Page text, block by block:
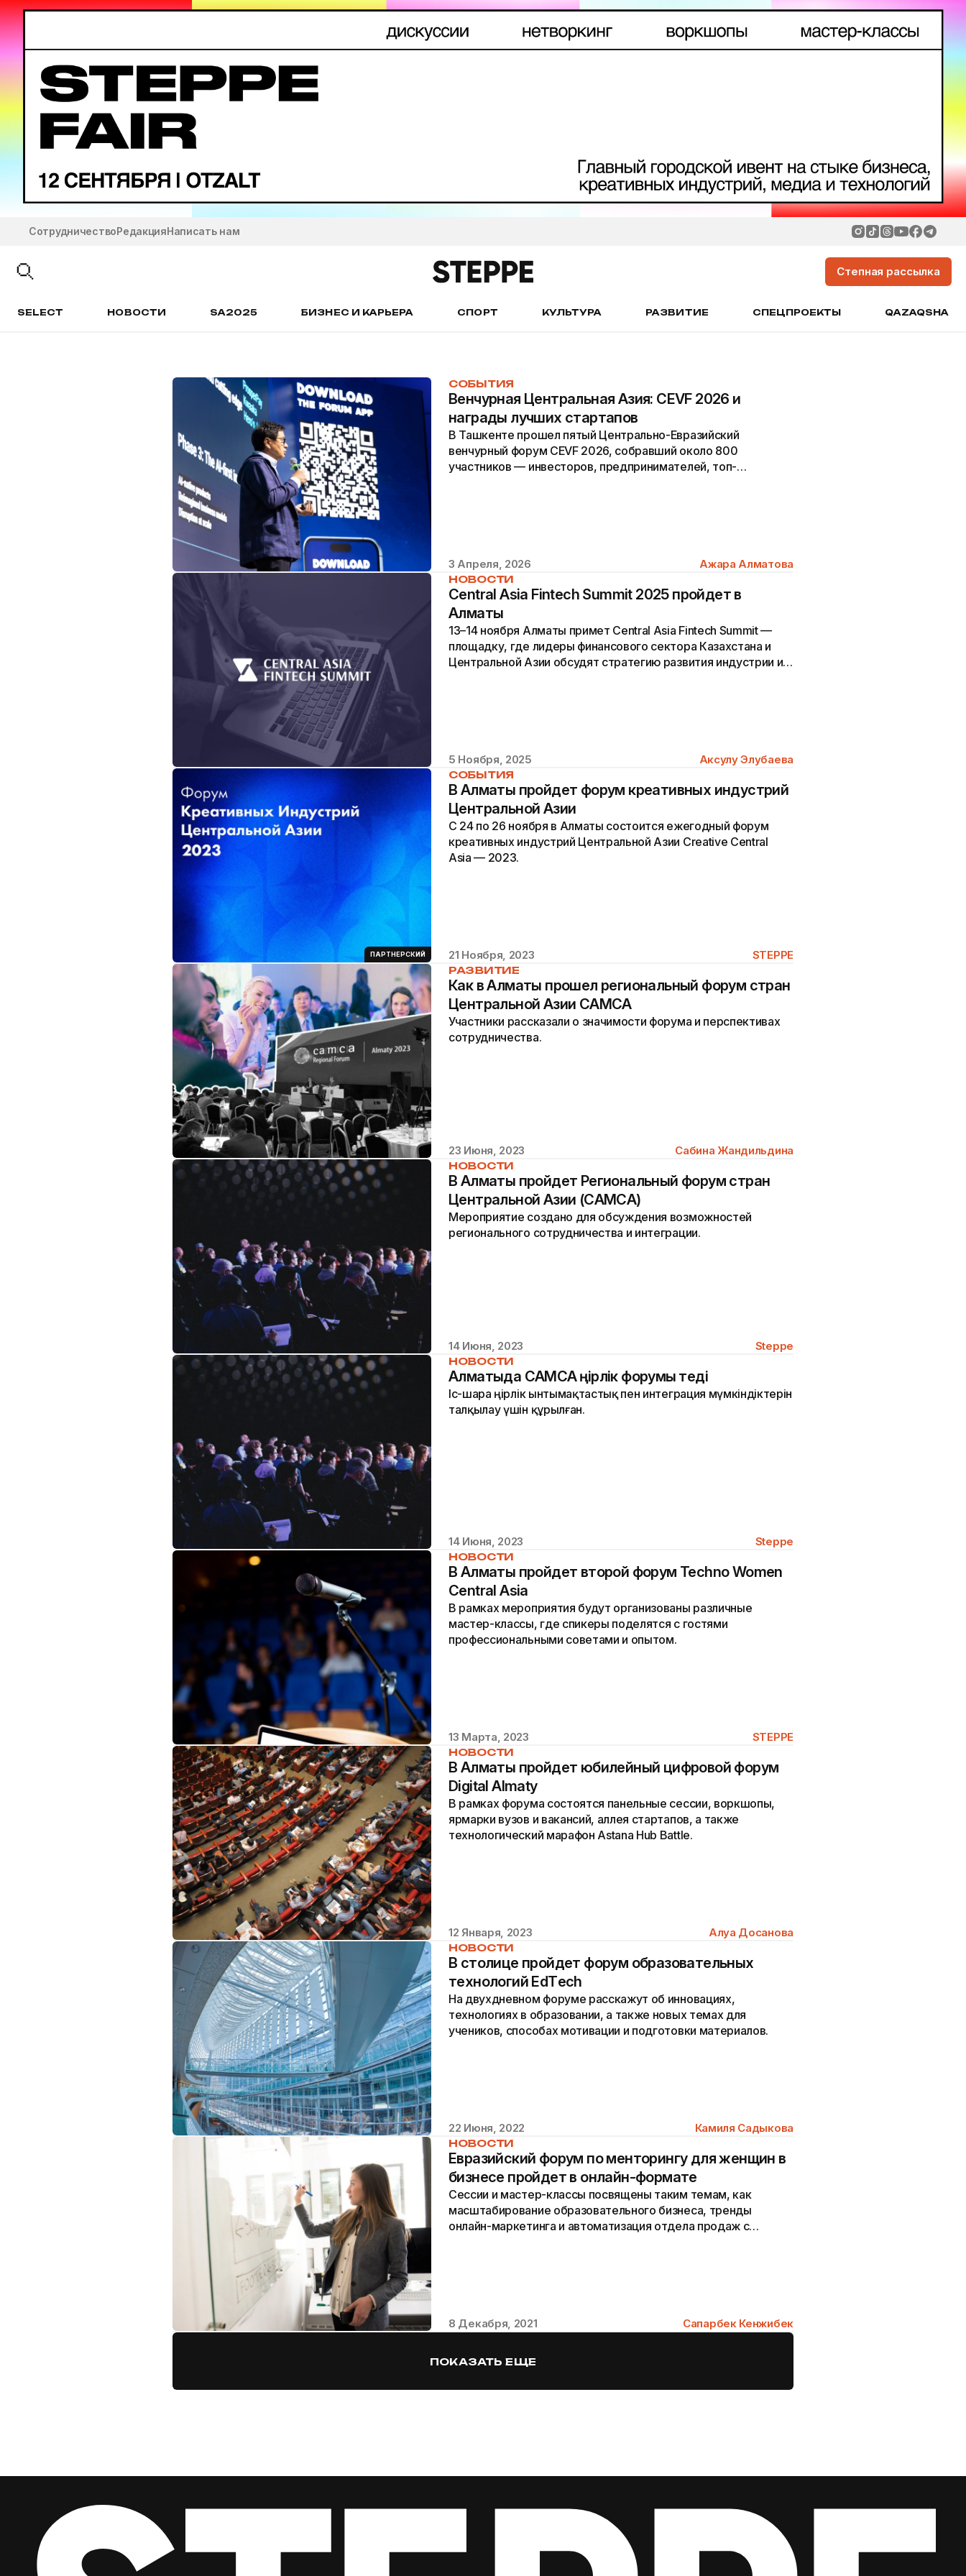
СотрудничествоРедакцияНаписать нам
Степная рассылка
SELECT НОВОСТИ SA2025 БИЗНЕС И КАРЬЕРА СПОРТ КУЛЬТУРА РАЗВИТИЕ СПЕЦПРОЕКТЫ QAZAQSHA
СОБЫТИЯ
Венчурная Центральная Азия: CEVF 2026 и
награды лучших стартапов
В Ташкенте прошел пятый Центрально-Евразийский
венчурный форум CEVF 2026, собравший около 800
участников — инвесторов, предпринимателей, топ-
3 Апреля, 2026 Ажара Алматова
НОВОСТИ
Central Asia Fintech Summit 2025 пройдет в
Алматы
13–14 ноября Алматы примет Central Asia Fintech Summit —
площадку, где лидеры финансового сектора Казахстана и
Центральной Азии обсудят стратегию развития индустрии и
5 Ноября, 2025 Аксулу Элубаева
ПАРТНЕРСКИЙ
СОБЫТИЯ
В Алматы пройдет форум креативных индустрий
Центральной Азии
С 24 по 26 ноября в Алматы состоится ежегодный форум
креативных индустрий Центральной Азии Creative Central
Asia — 2023.
21 Ноября, 2023 STEPPE
РАЗВИТИЕ
Как в Алматы прошел региональный форум стран
Центральной Азии CAMCA
Участники рассказали о значимости форума и перспективах
сотрудничества.
23 Июня, 2023 Сабина Жандильдина
НОВОСТИ
В Алматы пройдет Региональный форум стран
Центральной Азии (САМСА)
Мероприятие создано для обсуждения возможностей
регионального сотрудничества и интеграции.
14 Июня, 2023 Steppe
НОВОСТИ
Алматыда САМСА өңірлік форумы өтеді
Іс-шара өңірлік ынтымақтастық пен интеграция мүмкіндіктерін
талқылау үшін құрылған.
14 Июня, 2023 Steppe
НОВОСТИ
В Алматы пройдет второй форум Techno Women
Central Asia
В рамках мероприятия будут организованы различные
мастер-классы, где спикеры поделятся с гостями
профессиональными советами и опытом.
13 Марта, 2023 STEPPE
НОВОСТИ
В Алматы пройдет юбилейный цифровой форум
Digital Almaty
В рамках форума состоятся панельные сессии, воркшопы,
ярмарки вузов и вакансий, аллея стартапов, а также
технологический марафон Astana Hub Battle.
12 Января, 2023 Алуа Досанова
НОВОСТИ
В столице пройдет форум образовательных
технологий ЕdТech
На двухдневном форуме расскажут об инновациях,
технологиях в образовании, а также новых темах для
учеников, способах мотивации и подготовки материалов.
22 Июня, 2022 Камиля Садыкова
НОВОСТИ
Евразийский форум по менторингу для женщин в
бизнесе пройдет в онлайн-формате
Сессии и мастер-классы посвящены таким темам, как
масштабирование образовательного бизнеса, тренды
онлайн-маркетинга и автоматизация отдела продаж с
8 Декабря, 2021 Сапарбек Кенжибек
ПОКАЗАТЬ ЕЩЕ